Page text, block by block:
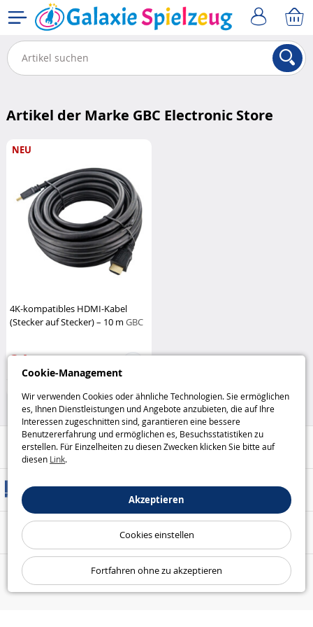
Cookie-Management
Wir verwenden Cookies oder ähnliche Technologien. Sie ermöglichen
es, Ihnen Dienstleistungen und Angebote anzubieten, die auf Ihre
Interessen zugeschnitten sind, garantieren eine bessere
Benutzererfahrung und ermöglichen es, Besuchsstatistiken zu
erstellen. Für Einzelheiten zu diesen Zwecken klicken Sie bitte auf
diesen Link.
Akzeptieren
Cookies einstellen
Fortfahren ohne zu akzeptieren
Artikel der Marke GBC Electronic Store
NEU
4K-kompatibles HDMI-Kabel
(Stecker auf Stecker) – 10 m GBC
24
Ladegeräte
Hilfe / Kontakt
Versandarten
Sicheres Bezahlen
Unsere Garantien